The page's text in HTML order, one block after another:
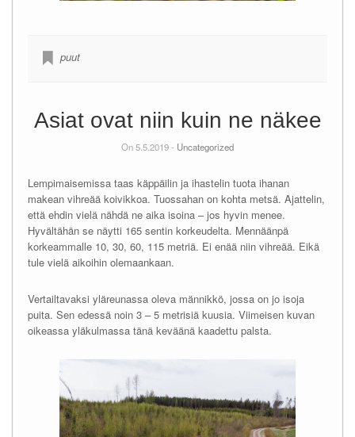
puut
Asiat ovat niin kuin ne näkee
On 5.5.2019 - Uncategorized
Lempimaisemissa taas käppäilin ja ihastelin tuota ihanan
makean vihreää koivikkoa. Tuossahan on kohta metsä. Ajattelin,
että ehdin vielä nähdä ne aika isoina – jos hyvin menee.
Hyvältähän se näytti 165 sentin korkeudelta. Mennäänpä
korkeammalle 10, 30, 60, 115 metriä. Ei enää niin vihreää. Eikä
tule vielä aikoihin olemaankaan.
Vertailtavaksi yläreunassa oleva männikkö, jossa on jo isoja
puita. Sen edessä noin 3 – 5 metrisiä kuusia. Viimeisen kuvan
oikeassa yläkulmassa tänä keväänä kaadettu palsta.